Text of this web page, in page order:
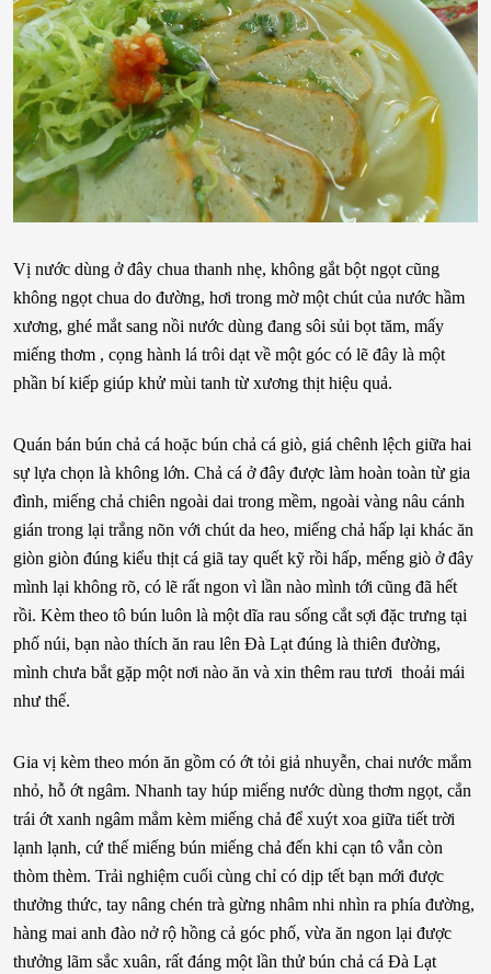
Vị nước dùng ở đây chua thanh nhẹ, không gắt bột ngọt cũng
không ngọt chua do đường, hơi trong mờ một chút của nước hầm
xương, ghé mắt sang nồi nước dùng đang sôi sủi bọt tăm, mấy
miếng thơm , cọng hành lá trôi dạt về một góc có lẽ đây là một
phần bí kiếp giúp khử mùi tanh từ xương thịt hiệu quả.
Quán bán bún chả cá hoặc bún chả cá giò, giá chênh lệch giữa hai
sự lựa chọn là không lớn. Chả cá ở đây được làm hoàn toàn từ gia
đình, miếng chả chiên ngoài dai trong mềm, ngoài vàng nâu cánh
gián trong lại trắng nõn với chút da heo, miếng chả hấp lại khác ăn
giòn giòn đúng kiểu thịt cá giã tay quết kỹ rồi hấp, mếng giò ở đây
mình lại không rõ, có lẽ rất ngon vì lần nào mình tới cũng đã hết
rồi. Kèm theo tô bún luôn là một dĩa rau sống cắt sợi đặc trưng tại
phố núi, bạn nào thích ăn rau lên Đà Lạt đúng là thiên đường,
mình chưa bắt gặp một nơi nào ăn và xin thêm rau tươi thoải mái
như thế.
Gia vị kèm theo món ăn gồm có ớt tỏi giả nhuyễn, chai nước mắm
nhỏ, hỗ ớt ngâm. Nhanh tay húp miếng nước dùng thơm ngọt, cắn
trái ớt xanh ngâm mắm kèm miếng chả để xuýt xoa giữa tiết trời
lạnh lạnh, cứ thế miếng bún miếng chả đến khi cạn tô vẫn còn
thòm thèm. Trải nghiệm cuối cùng chỉ có dịp tết bạn mới được
thưởng thức, tay nâng chén trà gừng nhâm nhi nhìn ra phía đường,
hàng mai anh đào nở rộ hồng cả góc phố, vừa ăn ngon lại được
thưởng lãm sắc xuân, rất đáng một lần thử bún chả cá Đà Lạt